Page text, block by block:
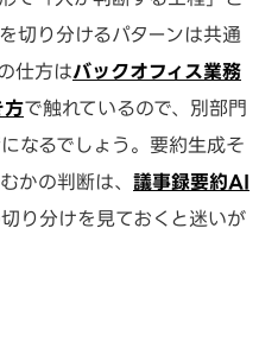
切り分けるパターンは共通
仕方はバックオフィス業務
方で触れているので、別部門
なるでしょう。要約生成そ
かの判断は、 議事録要約AI
り分けを見ておくと迷いが